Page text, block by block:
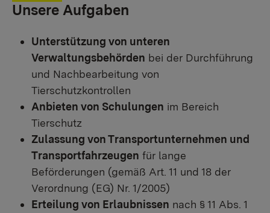
Unsere Aufgaben
Unterstützung von unteren
Verwaltungsbehörden bei der Durchführung
und Nachbearbeitung von
Tierschutzkontrollen
Anbieten von Schulungen im Bereich
Tierschutz
Zulassung von Transportunternehmen und
Transportfahrzeugen für lange
Beförderungen (gemäß Art. 11 und 18 der
Verordnung (EG) Nr. 1/2005)
Erteilung von Erlaubnissen nach § 11 Abs. 1